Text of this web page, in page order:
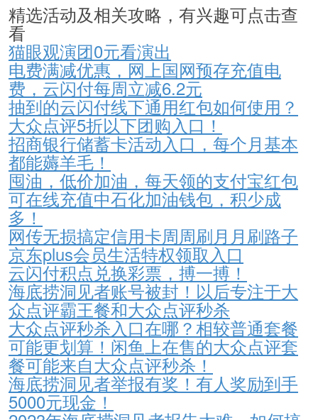
精选活动及相关攻略，有兴趣可点击查
看
猫眼观演团0元看演出
电费满减优惠，网上国网预存充值电
费，云闪付每周立减6.2元
抽到的云闪付线下通用红包如何使用？
大众点评5折以下团购入口！
招商银行储蓄卡活动入口，每个月基本
都能薅羊毛！
囤油，低价加油，每天领的支付宝红包
可在线充值中石化加油钱包，积少成
多！
网传无损搞定信用卡周周刷月月刷路子
京东plus会员生活特权领取入口
云闪付积点兑换彩票，搏一搏！
海底捞洞见者账号被封！以后专注于大
众点评霸王餐和大众点评秒杀
大众点评秒杀入口在哪？相较普通套餐
可能更划算！闲鱼上在售的大众点评套
餐可能来自大众点评秒杀！
海底捞洞见者举报有奖！有人奖励到手
5000元现金！